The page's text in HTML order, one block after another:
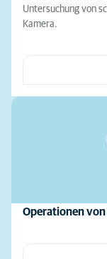
Untersuchung von
Kamera.
Operationen